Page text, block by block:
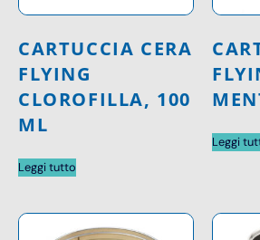
CARTUCCIA CERA
FLYING
CLOROFILLA, 100
ML
Leggi tutto
Leggi